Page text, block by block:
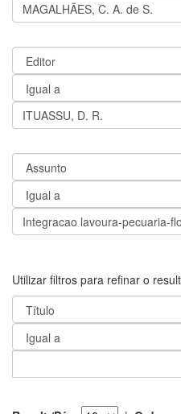
Utilizar filtros para refinar o